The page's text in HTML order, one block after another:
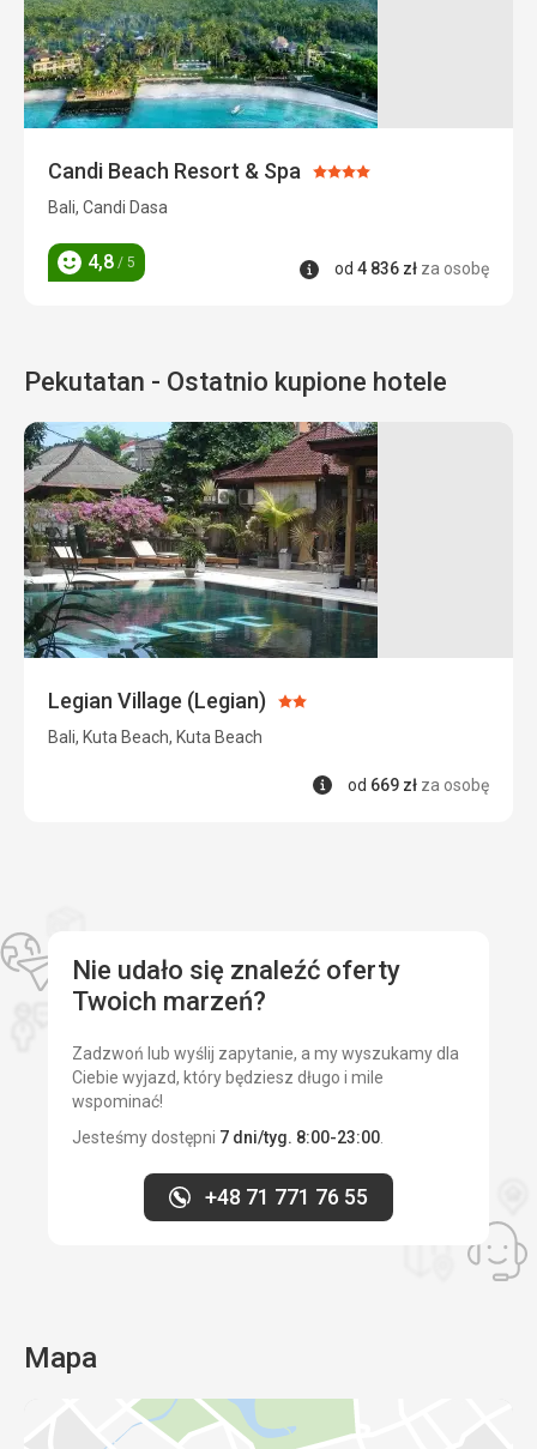
Candi Beach Resort & Spa Ocena:
Bali, Candi Dasa
Ocena
4,8 / 5 Informacje
od 4 836 zł za osobę
Pekutatan - Ostatnio kupione hotele
Legian Village (Legian) Ocena:
Bali, Kuta Beach, Kuta Beach
Informacje
od 669 zł za osobę
Nie udało się znaleźć oferty
Twoich marzeń?
Zadzwoń lub wyślij zapytanie, a my wyszukamy dla
Ciebie wyjazd, który będziesz długo i mile
wspominać!
Jesteśmy dostępni 7 dni/tyg. 8:00-23:00
+48 71 771 76 55
Mapa